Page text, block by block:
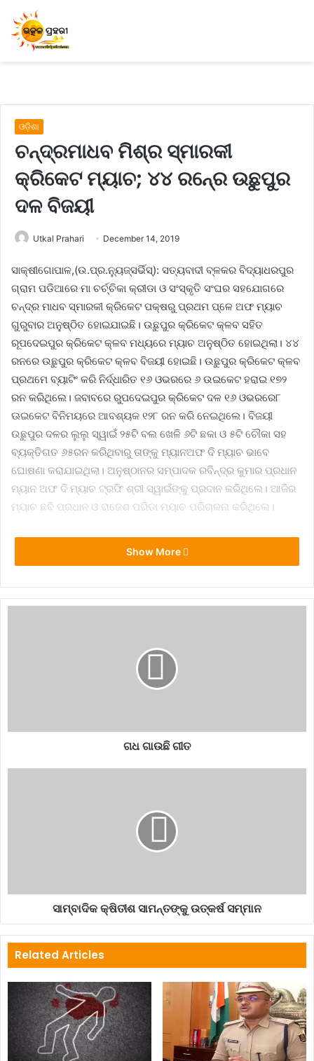
ଓଡ଼ିଶା
ଚନ୍ଦ୍ରମାଧବ ମିଶ୍ର ସ୍ମାରକୀ
କ୍ରିକେଟ ମ୍ୟାଚ; ୪୪ ରନ୍‍ରେ ଉଛୁପୁର
ଦଳ ବିଜୟୀ
Utkal Prahari December 14, 2019
ସାକ୍ଷୀଗୋପାଳ,(ଉ.ପ୍ର.ନ୍ୟୁଜ୍‍ସର୍ଭିସ୍‍): ସତ୍ୟବାଦୀ ବ୍ଳକର ବିଦ୍ୟାଧରପୁର
ଗ୍ରାମ ପଡିଆରେ ମା ଚର୍ଚ୍ଚିକା କ୍ରୀଡା ଓ ସଂସ୍କୃତି ସଂଘର ସହଯୋଗରେ
ଚନ୍ଦ୍ର ମାଧବ ସ୍ମାରକୀ କ୍ରିକେଟ ପକ୍ଷରୁ ପ୍ରଥମ ପ୍ଳେ ଅଫ ମ୍ୟାଚ
ଗୁରୁବାର ଅନୁଷ୍ଠିତ ହୋଇଯାଇଛି। ଉଛୁପୁର କ୍ରିକେଟ କ୍ଳବ ସହିତ
ରୂପଦେଇପୁର କ୍ରିକେଟ କ୍ଳବ ମଧ୍ୟରେ ମ୍ୟାଚ ଅନୁଷ୍ଠିତ ହୋଇଥିଲା। ୪୪
ରନରେ ଉଛୁପୁର କ୍ରିକେଟ କ୍ଳବ ବିଜୟୀ ହୋଇଛି। ଉଛୁପୁର କ୍ରିକେଟ କ୍ଳବ
ପ୍ରଥମେ ବ୍ୟାଟିଂ କରି ନିର୍ଦ୍ଧାରିତ ୧୬ ଓଭରରେ ୬ ଉଇକେଟ ହରାଇ ୧୭୨
ରନ କରିଥିଲେ। ଜବାବରେ ରୁପଦେଇପୁର କ୍ରିକେଟ ଦଳ ୧୬ ଓଭରରେ୮
ଊଇକେଟ ବିନିମୟରେ ଆବଶ୍ୟକ ୧୨୮ ରନ କରି ନେଇଥିଲେ। ବିଜୟୀ
ଉଛୁପୁର ଦଳର ଲୁଲୁ ସ୍ୱାଇଁ ୨୫ଟି ବଲ ଖେଳି ୬ଟି ଛକା ଓ ୫ଟି ଚୌକା ସହ
ବ୍ୟକ୍ତିଗତ ୬୫ରନ କରିଥିବାରୁ ତାଙ୍କୁ ମ୍ୟାନଅଫ ଦି ମ୍ୟାଚ ଭାବେ
ଘୋଷଣା କରାଯାଇଥିଲା। ଅନୁଷ୍ଠାନର ସମ୍ପାଦକ ରବିନ୍ଦ୍ର କୁମାର ପ୍ରଧାନ
ମ୍ୟାନ ଅଫ ଦି ମ୍ୟାଚ ଟ୍ରଫି ଶ୍ରୀ ସ୍ୱାଇଁଙ୍କୁ ପ୍ରଦାନ କରିଥିଲେ। ଆଜିର
ମ୍ୟାଚ ଛବି ପ୍ରଧାନ ଓ ରାଜେଶ ପରିଡା ମ୍ୟାଚ ପରିଚାଳନା କରିଥିଲେ।
Show More
ଗଧ ଗାଉଛି ଗୀତ
ସାମ୍ବାଦିକ କ୍ଷିତୀଶ ସାମନ୍ତଙ୍କୁ ଉତ୍କର୍ଷ ସମ୍ମାନ
Related Articles